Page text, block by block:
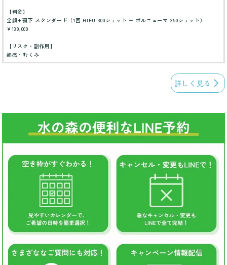
【料金】
全顔+顎下 スタンダード（1回 HIFU 300ショット + ボルニューマ 350ショット）
¥139,000
【リスク・副作用】
熱感・むくみ
詳しく見る